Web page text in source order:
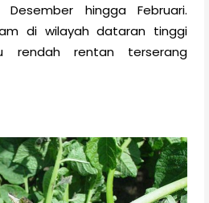
hingga Februari.
di wilayah dataran tinggi
rendah rentan terserang